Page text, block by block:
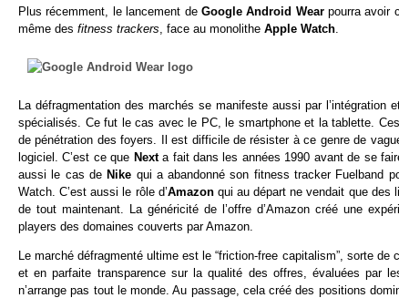
Plus récemment, le lancement de Google Android Wearpourra avoir
même des fitness trackers, face au monolithe Apple Watch.
La défragmentation des marchés se manifeste aussi par
spécialisés. Ce fut le cas avec le PC, le smartphone et la tablette.
de pénétration des foyers. Il est difficile de résister à ce genre de
logiciel. C’est ce que Nexta fait dans les années 1990 avant de se
aussi le cas deNike qui a abandonné son fitness tracker Fuelband
Watch. C’est aussi le rôle d’Amazon qui au départ ne vendait que des
de tout maintenant. La généricité de l’offre d’Amazon créé une
players des domaines couverts par Amazon.
Le marché défragmenté ultime est le “friction-free capitalism”, sorte
et en parfaite transparence sur la qualité des offres, évaluées par
n’arrange pas tout le monde. Au passage, cela créé des positions